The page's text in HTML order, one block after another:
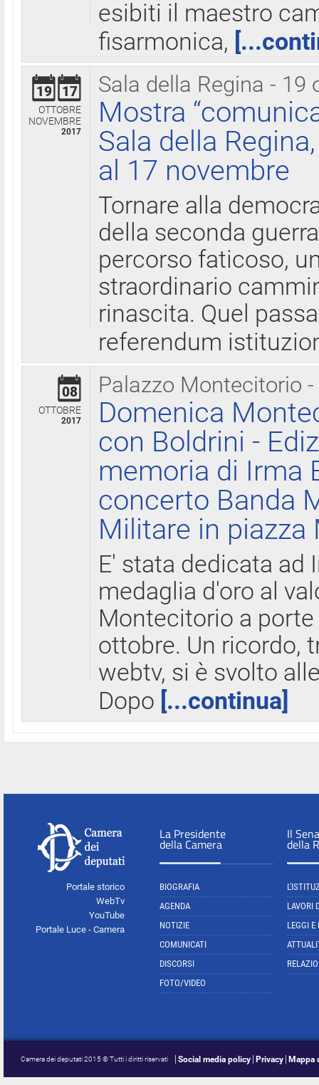
esibiti il maestro
fisarmonica,
Sala della Regina - 19
19 17
OTTOBRE
NOVEMBRE
2017
Mostra
Sala della
al 17 novembre
Tornare alla
della seconda
percorso faticoso,
straordinario
rinascita. Quel
referendum
Palazzo Montecitorio
08
OTTOBRE
2017
Domenica
con Boldrini -
memoria di Irma
concerto Banda
Militare in
E' stata dedicata ad
medaglia d'oro al
Montecitorio a
ottobre. Un ricordo,
webtv, si è svolto
Dopo [...continua]
Portale storico
WebTv
YouTube
Portale Luce - Camera
La Presidente
della Camera
BIOGRAFIA
AGENDA
NOTIZIE
COMUNICATI
DISCORSI
FOTO/VIDEO
Il
della
LAVORI
LEGGI E
Camera dei deputati 2015 © Tutti i diritti riservati Social media policy Privacy Mappa